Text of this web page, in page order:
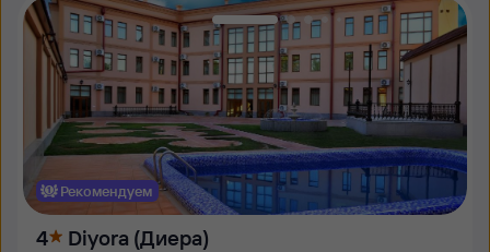
Рекомендуем
4 Diyora (Диера)